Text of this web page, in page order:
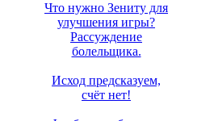
Что нужно Зениту для
улучшения игры?
Рассуждение
болельщика.
Исход предсказуем,
счёт нет!